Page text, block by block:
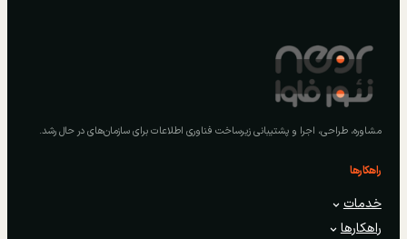
مشاوره، طراحی، اجرا و پشتیبانی زیرساخت فناوری اطلاعات برای سازمان‌های در حال رشد.
راهکارها
خدمات
راهکارها